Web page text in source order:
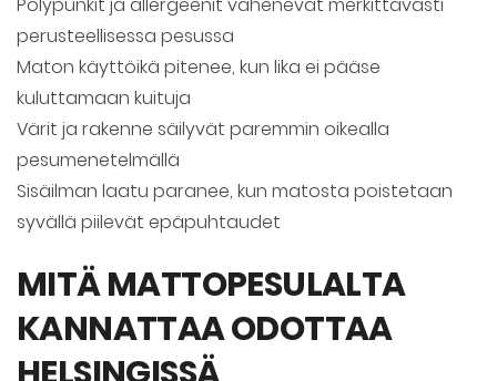
Pölypunkit ja allergeenit vähenevät merkittävästi
perusteellisessa pesussa
Maton käyttöikä pitenee, kun lika ei pääse
kuluttamaan kuituja
Värit ja rakenne säilyvät paremmin oikealla
pesumenetelmällä
Sisäilman laatu paranee, kun matosta poistetaan
syvällä piilevät epäpuhtaudet
MITÄ MATTOPESULALTA
KANNATTAA ODOTTAA